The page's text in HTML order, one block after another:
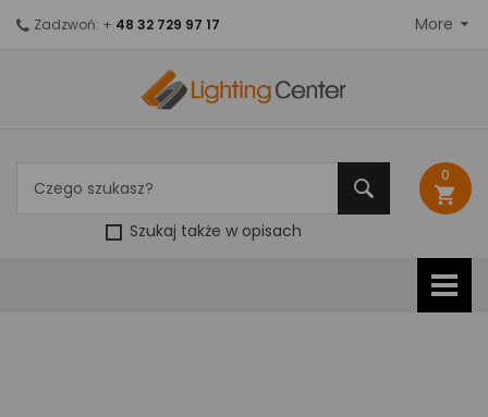
Szukaj także w opisach
0
shopping_cart
Zadzwoń: + 48 32 729 97 17 More